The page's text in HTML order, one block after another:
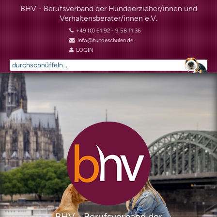
BHV - Berufsverband der Hundeerzieher/innen und
Verhaltensberater/innen e.V.
+49 (0) 61 92 - 9 58 11 36
info@hundeschulen.de
LOGIN
Suchen
...